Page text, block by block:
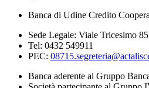
Banca di Udine Credito
Sede Legale: Viale Tricesimo
Tel: 0432 549911
PEC:
Banca aderente al Gruppo